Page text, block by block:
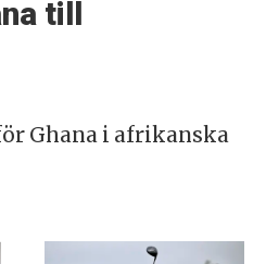
till
Ghana i afrikanska